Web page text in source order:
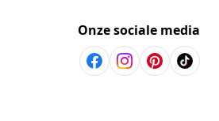
Onze sociale media